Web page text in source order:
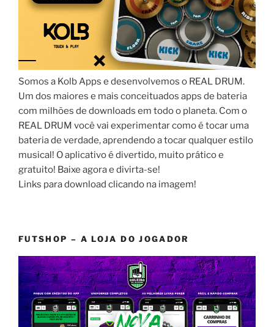
Somos a Kolb Apps e desenvolvemos o REAL DRUM.
Um dos maiores e mais conceituados apps de bateria
com milhões de downloads em todo o planeta. Com o
REAL DRUM você vai experimentar como é tocar uma
bateria de verdade, aprendendo a tocar qualquer estilo
musical! O aplicativo é divertido, muito prático e
gratuito! Baixe agora e divirta-se!
Links para download clicando na imagem!
FUTSHOP – A LOJA DO JOGADOR